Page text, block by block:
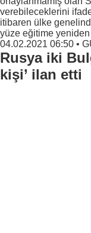
verebileceklerini
itibaren ülke
yüze eğitime
04.02.2021 06:50 •
Rusya iki
kişi’ ilan etti